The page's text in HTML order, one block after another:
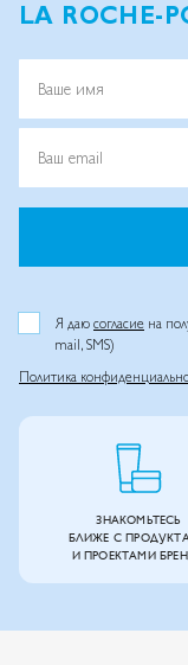
LA ROCHE-
Ваше имя
Ваш email
Я даю согласие на
mail, SMS)
Политика
ЗНАКОМЬТЕСЬ
БЛИЖЕ С
И ПРОЕКТАМИ